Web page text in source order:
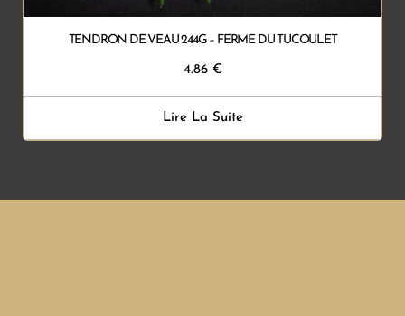
TENDRON DE VEAU 244G – FERME DU TUCOULET
4.86 €
Lire La Suite